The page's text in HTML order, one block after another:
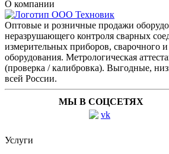
О компании
Оптовые и розничные продажи
неразрушающего контроля сварных
измерительных приборов, сварочного и
оборудования. Метрологическая
(проверка / калибровка). Выгодные,
всей России.
МЫ В СОЦСЕТЯХ
Услуги